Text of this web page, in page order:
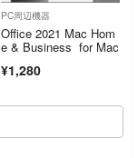
PC周辺機器
Office 2021 Mac Hom
e & Business for Mac
¥1,280